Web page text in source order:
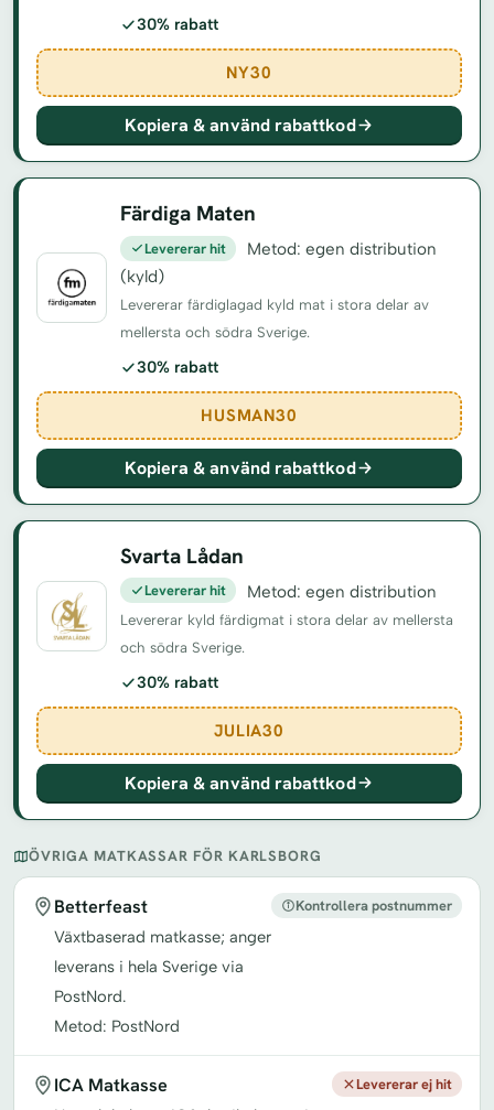
30% rabatt
NY30
Kopiera & använd rabattkod
Färdiga Maten
Levererar hit
Metod: egen distribution
(kyld)
Levererar färdiglagad kyld mat i stora delar av
mellersta och södra Sverige.
30% rabatt
HUSMAN30
Kopiera & använd rabattkod
Svarta Lådan
Levererar hit Metod: egen distribution
Levererar kyld färdigmat i stora delar av mellersta
och södra Sverige.
30% rabatt
JULIA30
Kopiera & använd rabattkod
ÖVRIGA MATKASSAR FÖR KARLSBORG
Betterfeast
Växtbaserad matkasse; anger
leverans i hela Sverige via
PostNord.
Metod: PostNord
Kontrollera postnummer
ICA Matkasse Levererar ej hit